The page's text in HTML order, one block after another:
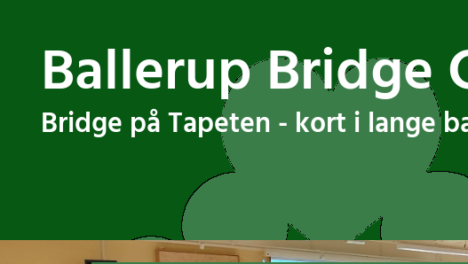
Ballerup Bridge
Bridge på Tapeten - kort i lange